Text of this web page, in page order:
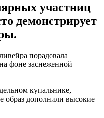
участниц
демонстрирует
порадовала
фоне заснеженной
купальнике,
образ дополнили высокие